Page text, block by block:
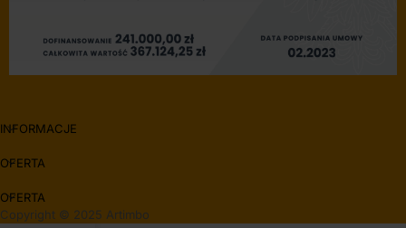
INFORMACJE
OFERTA
OFERTA
Copyright © 2025 Artimbo